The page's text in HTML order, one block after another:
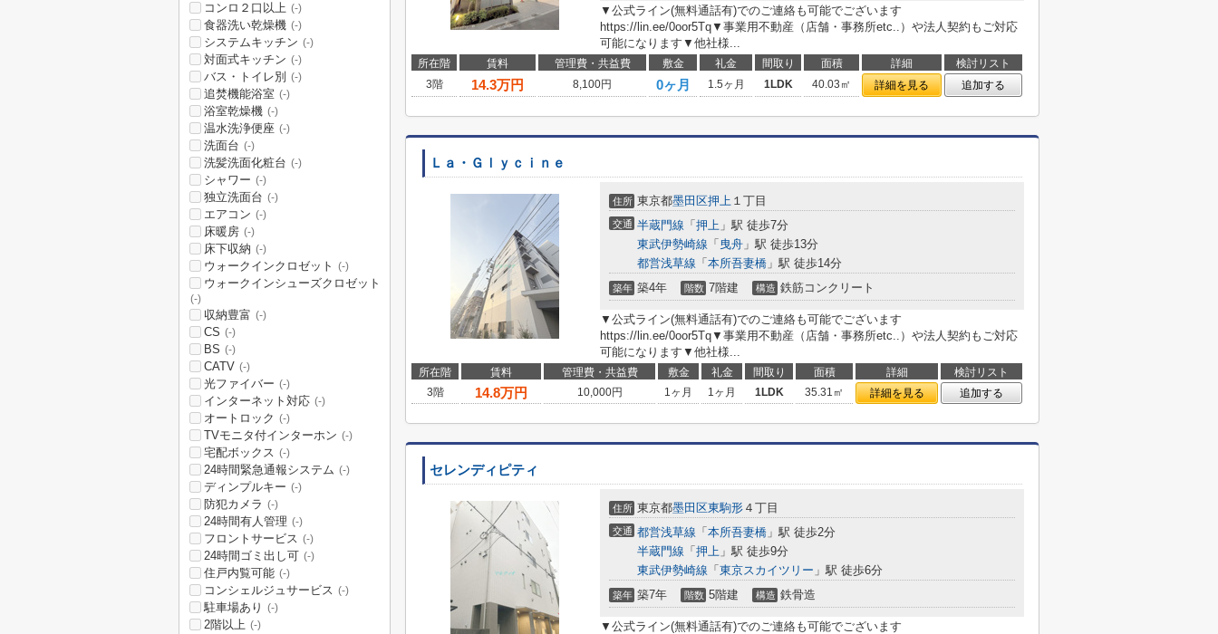
▼公式ライン(無料通話有)でのご連絡も可能でございます
https://lin.ee/0oor5Tq▼事業用不動産（店舗・事務所etc..）や法人契約もご対応
可能になります▼他社様...
所在階 賃料 管理費・共益費 敷金 礼金 間取り 面積 詳細
検討リスト
3階
14.3万円 8,100円 0ヶ月 1.5ヶ月 1LDK 40.03㎡ 詳細を見る 追加する
Ｌａ・Ｇｌｙｃｉｎｅ
住所 東京都墨田区押上 １丁目
交通 半蔵門線 「 押上 」駅 徒歩7分
東武伊勢崎線 「 曳舟 」駅 徒歩13分
都営浅草線 「 本所吾妻橋 」駅 徒歩14分
築年 築4年 階数 7階建 構造 鉄筋コンクリート
▼公式ライン(無料通話有)でのご連絡も可能でございます
https://lin.ee/0oor5Tq▼事業用不動産（店舗・事務所etc..）や法人契約もご対応
可能になります▼他社様...
所在階 賃料 管理費・共益費 敷金 礼金 間取り 面積 詳細
検討リスト
3階
14.8万円 10,000円 1ヶ月 1ヶ月 1LDK 35.31㎡ 詳細を見る 追加する
セレンディピティ
住所 東京都墨田区東駒形 ４丁目
交通 都営浅草線 「 本所吾妻橋 」駅 徒歩2分
半蔵門線 「 押上 」駅 徒歩9分
東武伊勢崎線 「 東京スカイツリー 」駅 徒歩6分
築年 築7年 階数 5階建 構造 鉄骨造
▼公式ライン(無料通話有)でのご連絡も可能でございます
コンロ２口以上 (-)
食器洗い乾燥機 (-)
システムキッチン (-)
対面式キッチン (-)
バス・トイレ別 (-)
追焚機能浴室 (-)
浴室乾燥機 (-)
温水洗浄便座 (-)
洗面台 (-)
洗髪洗面化粧台 (-)
シャワー (-)
独立洗面台 (-)
エアコン (-)
床暖房 (-)
床下収納 (-)
ウォークインクロゼット (-)
ウォークインシューズクロゼット
(-)
収納豊富 (-)
CS (-)
BS (-)
CATV (-)
光ファイバー (-)
インターネット対応 (-)
オートロック (-)
TVモニタ付インターホン (-)
宅配ボックス (-)
24時間緊急通報システム (-)
ディンプルキー (-)
防犯カメラ (-)
24時間有人管理 (-)
フロントサービス (-)
24時間ゴミ出し可 (-)
住戸内覧可能 (-)
コンシェルジュサービス (-)
駐車場あり (-)
2階以上 (-)